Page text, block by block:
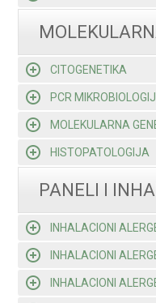
CITOGENETIKA
PCR
MOLEKULARNA
HISTOPATOLOGIJA
PANELI I
INHALACIONI
INHALACIONI
INHALACIONI